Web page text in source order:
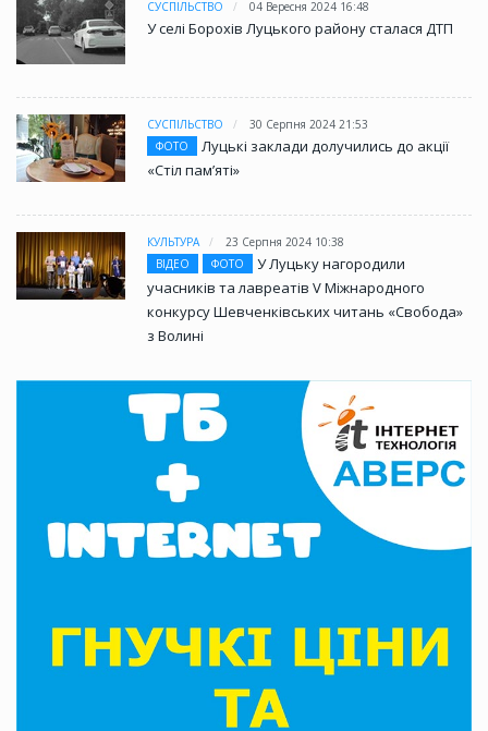
СУСПІЛЬСТВО 04 Вересня 2024 16:48
У селі Борохів Луцького району сталася ДТП
СУСПІЛЬСТВО
30 Серпня 2024 21:53
ФОТО
Луцькі заклади долучились до акції
«Стіл памʼяті»
КУЛЬТУРА
23 Серпня 2024 10:38
ВІДЕО
ФОТО
У Луцьку нагородили
учасників та лавреатів V Міжнародного
конкурсу Шевченківських читань «Свобода»
з Волині